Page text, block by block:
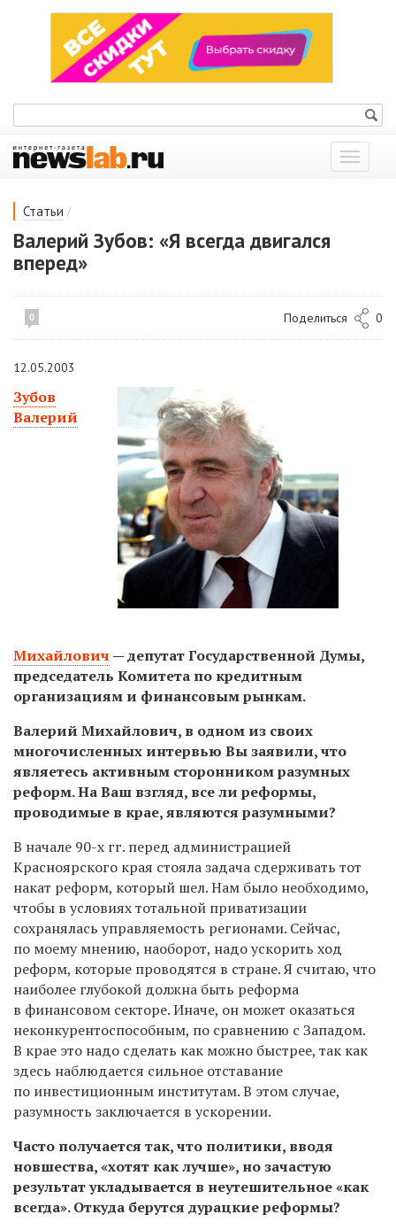
Показать
меню
Статьи /
Валерий Зубов: «Я всегда двигался
вперед»
0 Поделиться 0
12.05.2003
Зубов
Валерий
Михайлович — депутат Государственной Думы,
председатель Комитета по кредитным
организациям и финансовым рынкам.
Валерий Михайлович, в одном из своих
многочисленных интервью Вы заявили, что
являетесь активным сторонником разумных
реформ. На Ваш взгляд, все ли реформы,
проводимые в крае, являются разумными?
В начале 90-х гг. перед администрацией
Красноярского края стояла задача сдерживать тот
накат реформ, который шел. Нам было необходимо,
чтобы в условиях тотальной приватизации
сохранялась управляемость регионами. Сейчас,
по моему мнению, наоборот, надо ускорить ход
реформ, которые проводятся в стране. Я считаю, что
наиболее глубокой должна быть реформа
в финансовом секторе. Иначе, он может оказаться
неконкурентоспособным, по сравнению с Западом.
В крае это надо сделать как можно быстрее, так как
здесь наблюдается сильное отставание
по инвестиционным институтам. В этом случае,
разумность заключается в ускорении.
Часто получается так, что политики, вводя
новшества, «хотят как лучше», но зачастую
результат укладывается в неутешительное «как
всегда». Откуда берутся дурацкие реформы?